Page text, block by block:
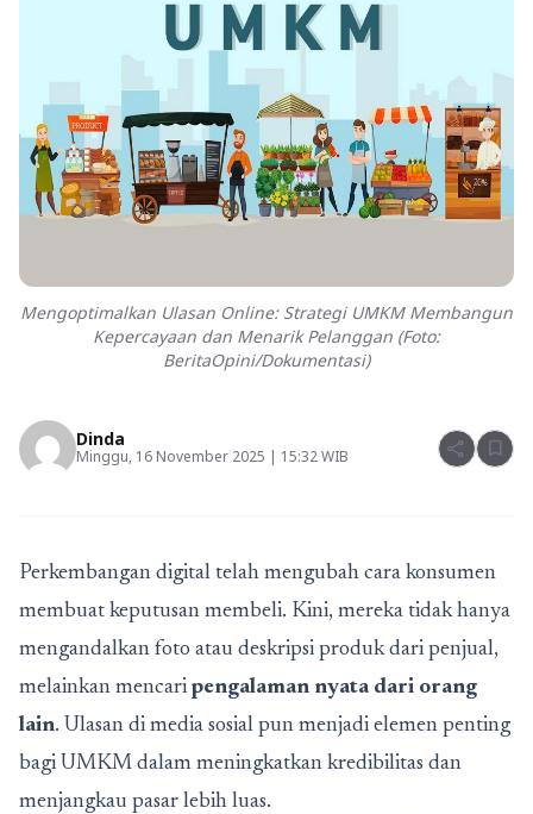
Mengoptimalkan Ulasan Online: Strategi UMKM Membangun
Kepercayaan dan Menarik Pelanggan (Foto:
BeritaOpini/Dokumentasi)
Dinda
Minggu, 16 November 2025 | 15:32 WIB share bookmark
Perkembangan digital telah mengubah cara konsumen
membuat keputusan membeli. Kini, mereka tidak hanya
mengandalkan foto atau deskripsi produk dari penjual,
melainkan mencari pengalaman nyata dari orang
lain. Ulasan di media sosial pun menjadi elemen penting
bagi UMKM dalam meningkatkan kredibilitas dan
menjangkau pasar lebih luas.